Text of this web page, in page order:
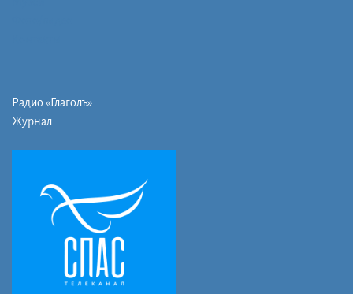
Радио «Глаголъ»
Журнал